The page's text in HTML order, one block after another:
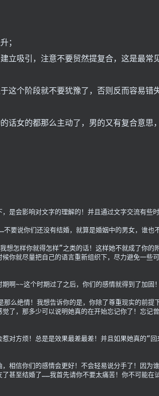
；
立吸引，注意不要贸然提复合，这是最常
这个阶段就不要犹豫了，否则反而容易错
话女的都那么主动了，男的又有复合意思
是会影响对文字的理解的！并且通过文字交流有
要说你们还没有结婚，就算是婚姻中的男女，谁
怎样你就得怎样”之类的话！这样她不就成了你
你就尽量把自己的语言重新组织下，尽力避免一
啊~~这个时期过了之后，你们的感情就得到了加
么绝情！我想告诉你的是，你除了尊重现实的前
了，那多少可以说明她真的在开始忘记你了！忘记
对方烦！总是是效果最差最差！并且如果她真的
相信你们的感情会更好！不会轻易说分手了！因为
甚至结婚了……我首先请你不要太痛苦！你不可能